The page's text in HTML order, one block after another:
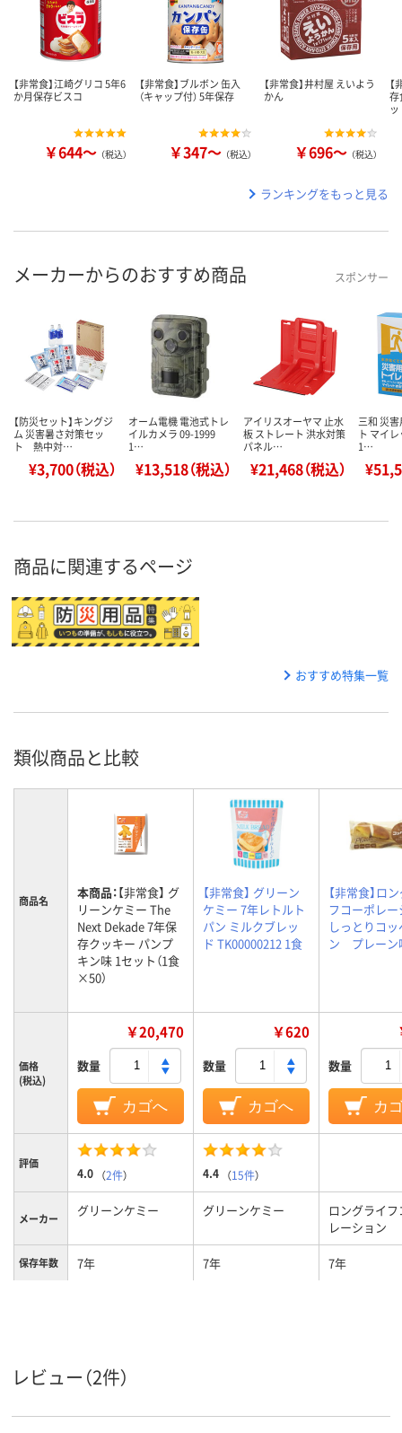
【非常食】江崎グリコ 5年6
か月保存ビスコ
￥644～ （税込）
【非常食】ブルボン 缶入
（キャップ付） 5年保存
￥347～ （税込）
【非常食】井村屋 えいよう
かん
￥696～ （税込）
存
ランキングをもっと見る
メーカーからのおすすめ商品 スポンサー
【防災セット】キングジ
ム 災害暑さ対策セッ
ト 熱中対…
¥3,700（税込）
オーム電機 電池式トレ
イルカメラ 09-1999
1…
¥13,518（税込）
アイリスオーヤマ 止水
板 ストレート 洪水対策
パネル…
¥21,468（税込）
三和 災
ト マイ
1…
商品に関連するページ
おすすめ特集一覧
類似商品と比較
商品名 本商品：【非常食】 グ
リーンケミー The
Next Dekade 7年保
存クッキー パンプ
キン味 1セット（1食
×50）
【非常食】 グリーン
ケミー 7年レトルト
パン ミルクブレッ
ド TK00000212 1食
【非常食】ロ
フコーポレ
しっとりコ
ン プレーン
価格
(税込)
￥20,470
数量
カゴへ
￥620
数量
カゴへ
数量
カ
評価
4.0 （2件） 4.4 （15件）
メーカー グリーンケミー グリーンケミー
ロングライ
レーション
保存年数 7年 7年 7年
レビュー（2件）